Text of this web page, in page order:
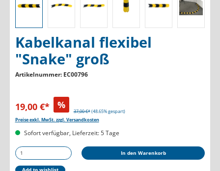
Kabelkanal flexibel
"Snake" groß
Artikelnummer: EC00796
19,00 €* %
37,00 €*(48.65% gespart)
Preise exkl. MwSt. zzgl. Versandkosten
Sofort verfügbar, Lieferzeit: 5 Tage
Produkt Anzahl: Gib den gewünschten Wert ein
In den Warenkorb